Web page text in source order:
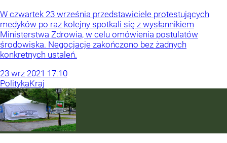
W czwartek 23 września przedstawiciele protestujących
medyków po raz kolejny spotkali się z wysłannikiem
Ministerstwa Zdrowia, w celu omówienia postulatów
środowiska. Negocjacje zakończono bez żadnych
konkretnych ustaleń.
23 wrz 2021 17:10
PolitykaKraj